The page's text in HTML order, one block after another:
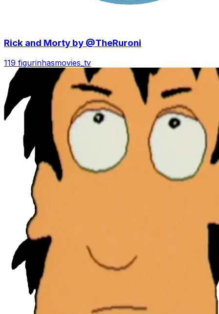
Rick and Morty by @TheRuroni
119 figurinhasmovies_tv